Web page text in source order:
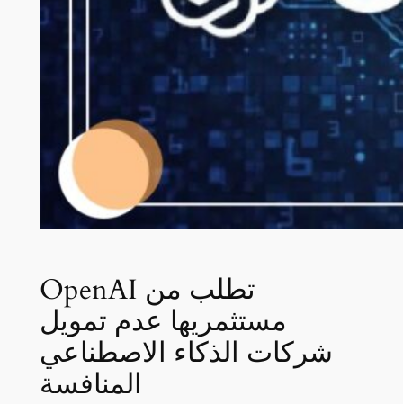
OpenAI تطلب من
مستثمريها عدم تمويل
شركات الذكاء الاصطناعي
المنافسة